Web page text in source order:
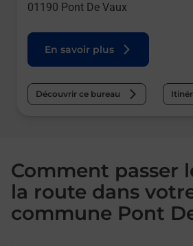
01190 Pont De Vaux
En savoir plus
Découvrir ce bureau
Comment passer
la route dans
commune Pont